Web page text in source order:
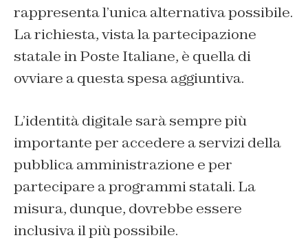
rappresenta l’unica alternativa possibile.
La richiesta, vista la partecipazione
statale in Poste Italiane, è quella di
ovviare a questa spesa aggiuntiva.
L’identità digitale sarà sempre più
importante per accedere a servizi della
pubblica amministrazione e per
partecipare a programmi statali. La
misura, dunque, dovrebbe essere
inclusiva il più possibile.